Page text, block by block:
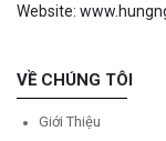
Website:
VỀ CHÚNG TÔI
Giới Thiệu